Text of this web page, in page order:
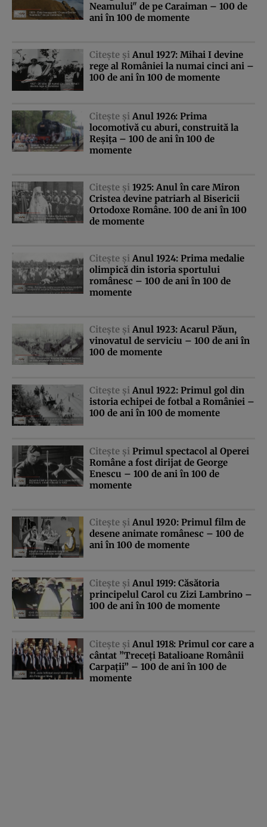
Neamului" de pe Caraiman – 100 de
ani în 100 de momente
Citeşte şi Anul 1927: Mihai I devine
rege al României la numai cinci ani –
100 de ani în 100 de momente
Citeşte şi Anul 1926: Prima
locomotivă cu aburi, construită la
Reşiţa – 100 de ani în 100 de
momente
Citeşte şi 1925: Anul în care Miron
Cristea devine patriarh al Bisericii
Ortodoxe Române. 100 de ani în 100
de momente
Citeşte şi Anul 1924: Prima medalie
olimpică din istoria sportului
românesc – 100 de ani în 100 de
momente
Citeşte şi Anul 1923: Acarul Păun,
vinovatul de serviciu – 100 de ani în
100 de momente
Citeşte şi Anul 1922: Primul gol din
istoria echipei de fotbal a României –
100 de ani în 100 de momente
Citeşte şi Primul spectacol al Operei
Române a fost dirijat de George
Enescu – 100 de ani în 100 de
momente
Citeşte şi Anul 1920: Primul film de
desene animate românesc – 100 de
ani în 100 de momente
Citeşte şi Anul 1919: Căsătoria
principelul Carol cu Zizi Lambrino –
100 de ani în 100 de momente
Citeşte şi Anul 1918: Primul cor care a
cântat ”Treceţi Batalioane Românii
Carpaţii” – 100 de ani în 100 de
momente